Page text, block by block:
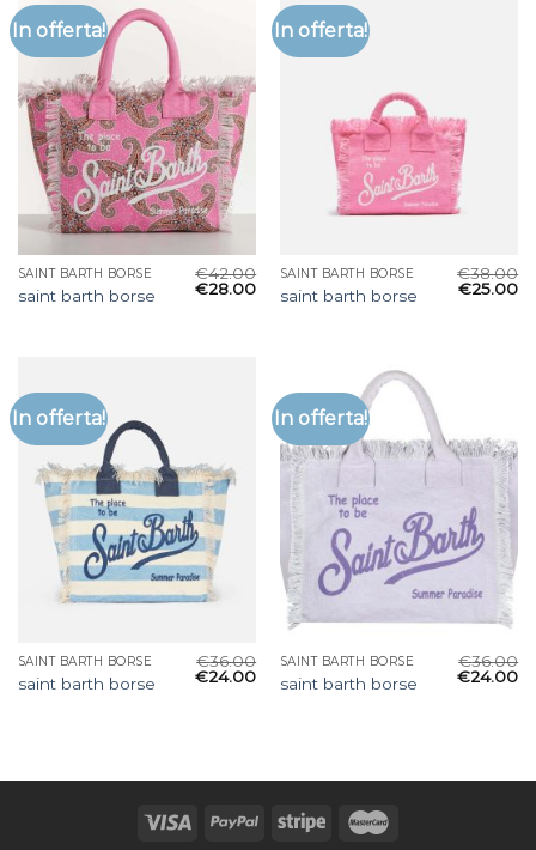
In offerta!
SAINT BARTH BORSE
saint barth borse
€42.00
€28.00
In offerta!
SAINT BARTH BORSE
saint barth borse
€38.00
€25.00
In offerta!
SAINT BARTH BORSE
saint barth borse
€36.00
€24.00
In offerta!
SAINT BARTH BORSE
saint barth borse
€36.00
€24.00